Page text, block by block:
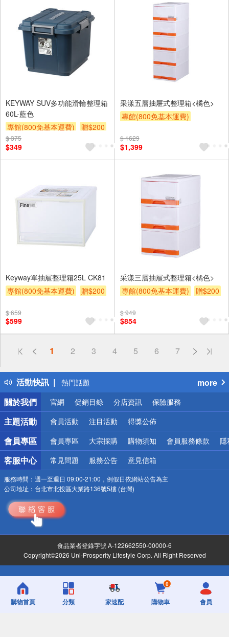
KEYWAY SUV多功能滑輪整理箱
60L-藍色
專館(800免基本運費)
贈$200
$ 375
$349
采漾五層抽屜式整理箱<橘色>
專館(800免基本運費)
贈$200
$ 1629
$1,399
Keyway單抽屜整理箱25L CK81
專館(800免基本運費)
贈$200
$ 659
$599
采漾三層抽屜式整理箱<橘色>
專館(800免基本運費)
贈$200
$ 949
$854
1 2 3 4 5 6 7
活動快訊
偏遠地區配送
得獎公告
熱門話題
銀行優惠
偏遠地區配送
詐騙網頁！請小心！
more
關於我們
官網 促銷目錄 分店資訊 保險服務
主題活動 會員活動 注目活動 得獎公佈
會員專區 會員專區 大宗採購 購物須知 會員服務條款 隱
客服中心 常見問題 服務公告 意見信箱
服務時間： 週一至週日 09:00-21:00，例假日依網站公告為主
公司地址： 台北市北投區大業路136號5樓 (台灣)
食品業者登錄字號 A-122662550-00000-6
Copyright©2026 Uni-Prosperity Lifestyle Corp. All Right Reserved
購物首頁 分類 家速配
0
購物車 會員